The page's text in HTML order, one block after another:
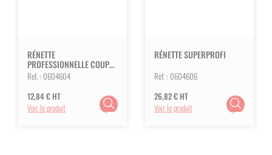
RÉNETTE
PROFESSIONNELLE COUPE
LARGE
Ref. : 0604604
12,84€HT
Voir le produit
Choix
des
RÉNETTE SUPERPROFI
Ref. : 0604606
26,82€HT
Voir le produit
Choix
des